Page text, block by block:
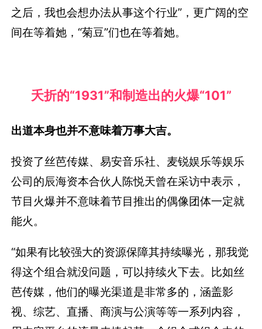
之后，我也会想办法从事这个行业”，更广阔的空
间在等着她，“菊豆”们也在等着她。
夭折的“1931”和制造出的火爆“101”
出道本身也并不意味着万事大吉。
投资了丝芭传媒、易安音乐社、麦锐娱乐等娱乐
公司的辰海资本合伙人陈悦天曾在采访中表示，
节目火爆并不意味着节目推出的偶像团体一定就
能火。
“如果有比较强大的资源保障其持续曝光，那我觉
得这个组合就没问题，可以持续火下去。比如丝
芭传媒，他们的曝光渠道是非常多的，涵盖影
视、综艺、直播、商演与公演等等一系列内容，